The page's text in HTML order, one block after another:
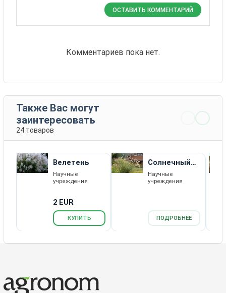
ОСТАВИТЬ КОММЕНТАРИЙ
Комментариев пока нет.
Также Вас могут
заинтересовать
24 товаров
Велетень
Научные
учреждения
2 EUR
КУПИТЬ
Солнечный
Луч
Научные
учреждения
ПОДРОБНЕЕ